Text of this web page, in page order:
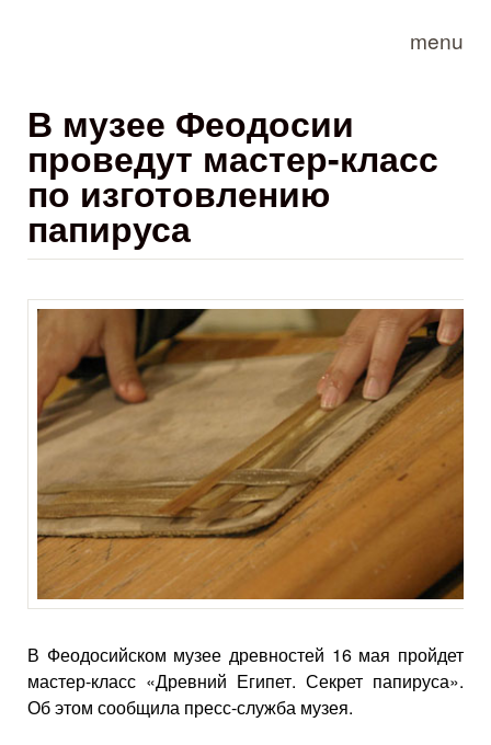
menu
В музее Феодосии
проведут мастер-класс
по изготовлению
папируса
В Феодосийском музее древностей 16 мая пройдет
мастер-класс «Древний Египет. Секрет папируса».
Об этом сообщила пресс-служба музея.